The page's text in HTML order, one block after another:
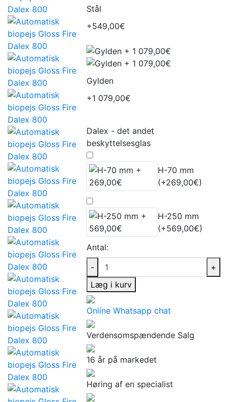
Stål
+549,00€
Gylden
+1 079,00€
Dalex - det andet
beskyttelsesglas
H-70 mm
(+269,00€)
H-250 mm
(+569,00€)
Antal:
-
+
Læg i kurv
Online Whatsapp chat
Verdensomspændende Salg
16 år på markedet
Høring af en specialist